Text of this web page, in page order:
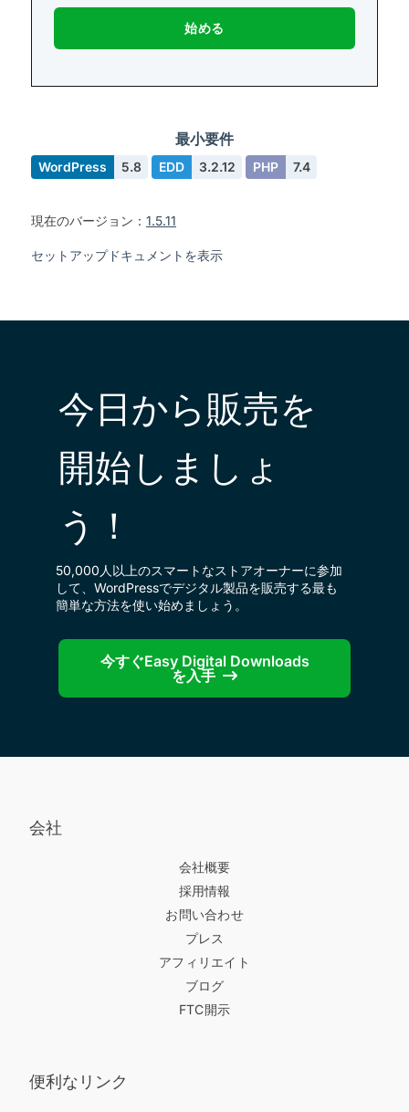
始める
最小要件
WordPress 5.8 EDD 3.2.12 PHP 7.4
現在のバージョン： 1.5.11
セットアップドキュメントを表示
今日から販売を
開始しましょ
う！
50,000人以上のスマートなストアオーナーに参加
して、WordPressでデジタル製品を販売する最も
簡単な方法を使い始めましょう。
今すぐEasy Digital Downloads
を入手
会社
会社概要
採用情報
お問い合わせ
プレス
アフィリエイト
ブログ
FTC開示
便利なリンク